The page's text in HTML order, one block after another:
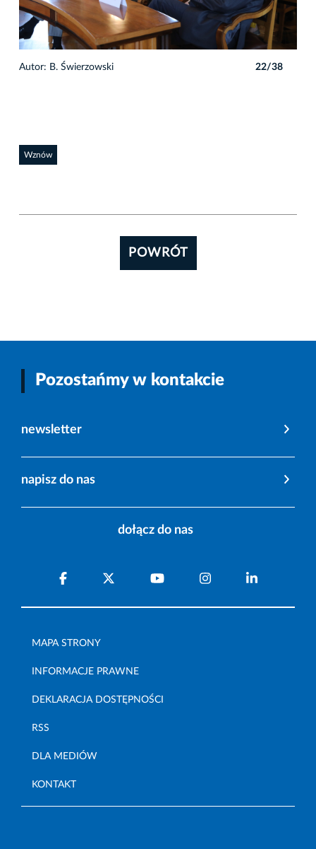
Autor: B. Świerzowski 22/38
Wznów
POWRÓT
Pozostańmy w kontakcie
newsletter
napisz do nas
dołącz do nas
MAPA STRONY
INFORMACJE PRAWNE
DEKLARACJA DOSTĘPNOŚCI
RSS
DLA MEDIÓW
KONTAKT